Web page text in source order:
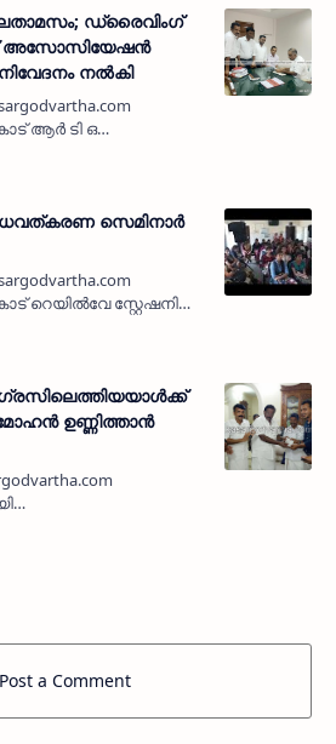
ഡ്രൈവിംഗ്
നല്‍കി
ആര്‍ ടി ഒ
ലഭിക്കാനുള്ള
സെമിനാര്‍
റെയില്‍വേ സ്റ്റേഷനില്‍
സെമിനാര്‍
സുരക്ഷാ സേനയുടെ
ഉണ്ണിത്താന്‍
സ്ഥാനാര്‍ത്ഥി
അംഗത്വം നല്‍കി.
Post a Comment